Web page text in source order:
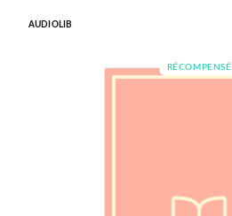
AUDIOLIB
RÉCOMPENSÉ